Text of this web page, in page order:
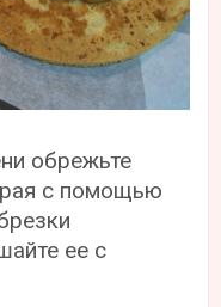
обрежьте
с помощью
ее с